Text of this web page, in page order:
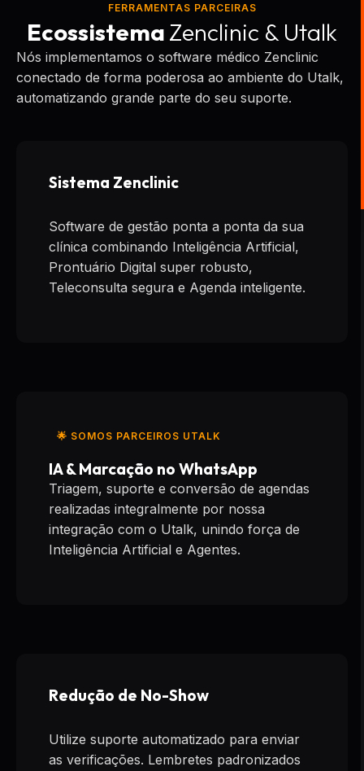
FERRAMENTAS PARCEIRAS
EcossistemaZenclinic & Utalk
Nós implementamos o software médico Zenclinic
conectado de forma poderosa ao ambiente do Utalk,
automatizando grande parte do seu suporte.
Sistema Zenclinic
Software de gestão ponta a ponta da sua
clínica combinando Inteligência Artificial,
Prontuário Digital super robusto,
Teleconsulta segura e Agenda inteligente.
🌟 SOMOS PARCEIROS UTALK
IA & Marcação no WhatsApp
Triagem, suporte e conversão de agendas
realizadas integralmente por nossa
integração com o Utalk, unindo força de
Inteligência Artificial e Agentes.
Redução de No-Show
Utilize suporte automatizado para enviar
as verificações. Lembretes padronizados